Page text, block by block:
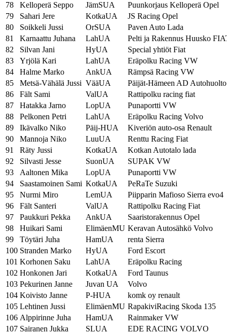
78
Kelloperä Seppo JämSUA
Puunkorjaus Kelloperä Opel
79
Sahari Jere KotkaUA
JS Racing Opel
80
Soikkeli Jussi OrSUA
Paven Auto Lada
81
Karnaattu Juhana LahUA
Pelti ja Rakennus Huusko
82
Silvan Jani HyUA
Special yhtiöt Fiat
83
Yrjölä Kari LahUA
Eräpolku Racing VW
84
Halme Marko AnkUA
Rämpsä Racing VW
85
Metsä-Vähälä Jussi VääUA
Päijät-Hämeen AD
86
Fält Sami ValUA
Rattipolku racing fiat
87
Hatakka Jarno LopUA
Punaportti VW
88
Pelkonen Petri LahUA
Eräpolku Racing Volvo
89
Ikävalko Niko Päij-HUA
Kiveriön auto-osa Renault
90
Mannoja Niko LuuUA
Renttu Racing Fiat
91
Räty Jussi KotkaUA
Kotkan Autotalo lada
92
Silvasti Jesse SuonUA
SUPAK VW
93
Aaltonen Mika LopUA
Punaportti VW
94
Saastamoinen Sami KotkaUA
PeRaTe Suzuki
95
Nurmi Miro LemUA
Piipparin Mafioso Sierra evo4
96
Fält Santeri ValUA
Rattipolku Racing Fiat
97
Paukkuri Pekka AnkUA
Saaristorakennus Opel
98
Huikari Sami ElimäenMU Keravan Autosähkö Volvo
99
Töytäri Juha HamUA
renta Sierra
100 Stranden Marko HyUA
Ford Escort
101 Korhonen Saku LahUA
Eräpolku Racing
102 Honkonen Jari KotkaUA
Ford Taunus
103 Pekurinen Janne Juvan UA
Volvo
104 Koivisto Janne P-HUA
komk oy renault
105 Lehtinen Jussi ElimäenMU RapakiviRacing Skoda 135
106 Alppirinne Juha HamUA
Rainmaker VW
107 Sairanen Jukka SLUA
EDE RACING VOLVO